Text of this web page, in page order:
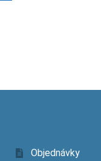
Objednávky